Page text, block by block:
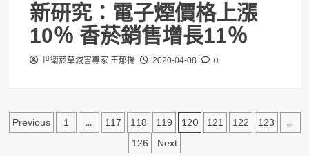
新研究：電子煙價格上漲
10％ 香菸銷售增長11％
世衛菸草減害專家 王郁揚 2020-04-08 0
文
Previous 1 ... 117 118 119 120 121 122 123 ...
126 Next